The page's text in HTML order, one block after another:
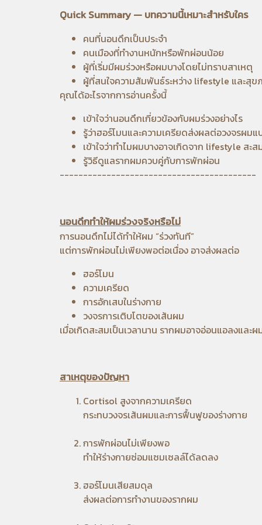
Quick Summary — บทความนี้เหมาะสำหรับใคร
คนที่นอนดึกเป็นประจำ
คนเมืองที่ทำงานหนักหรือพักผ่อนน้อย
ผู้ที่เริ่มมีผมร่วงหรือผมบางโดยไม่ทราบสาเหตุ
ผู้ที่สนใจความสัมพันธ์ระหว่าง lifestyle และสุข
คุณได้อะไรจากการอ่านครั้งนี้
เข้าใจว่านอนดึกเกี่ยวข้องกับผมร่วงอย่างไร
รู้ว่าฮอร์โมนและความเครียดส่งผลต่อวงจรผมแ
เข้าใจว่าทำไมผมบางอาจเกิดจาก lifestyle สะส
รู้วิธีดูแลรากผมควบคู่กับการพักผ่อน
------------------------------------------
นอนดึกทำให้ผมร่วงจริงหรือไม่
การนอนดึกไม่ได้ทำให้ผม “ร่วงทันที”
แต่การพักผ่อนไม่เพียงพอต่อเนื่อง อาจส่งผลต่อ
ฮอร์โมน
ความเครียด
การอักเสบในร่างกาย
วงจรการเติบโตของเส้นผม
เมื่อเกิดสะสมเป็นเวลานาน รากผมอาจอ่อนแอลงและผ
สาเหตุของปัญหา
Cortisol สูงจากความเครียด
กระทบวงจรเส้นผมและการฟื้นฟูของร่างกาย
การพักผ่อนไม่เพียงพอ
ทำให้ร่างกายซ่อมแซมเซลล์ได้ลดลง
ฮอร์โมนเสียสมดุล
ส่งผลต่อการทำงานของรากผม